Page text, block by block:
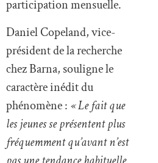
participation mensuelle.
Daniel Copeland, vice-
président de la recherche
chez Barna, souligne le
caractère inédit du
phénomène : « Le fait que
les jeunes se présentent plus
fréquemment qu’avant n’est